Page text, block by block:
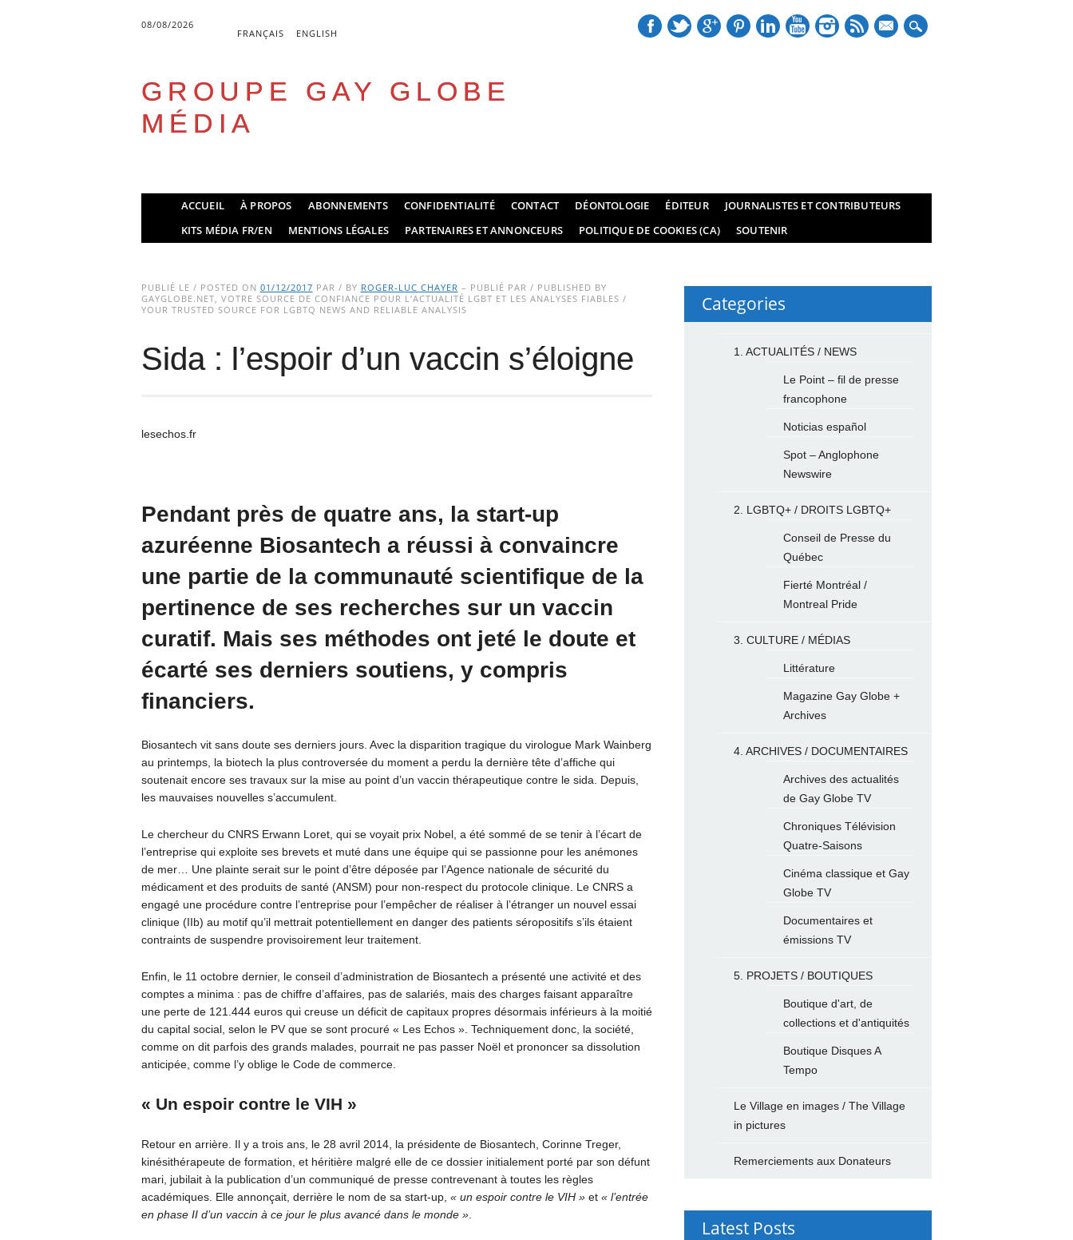
08/08/2026
FRANÇAIS ENGLISH
mail
GROUPE GAY GLOBE
MÉDIA
Main menu
ACCUEIL À PROPOS ABONNEMENTS CONFIDENTIALITÉ CONTACT DÉONTOLOGIE ÉDITEUR
JOURNALISTES ET CONTRIBUTEURS
KITS MÉDIA FR/EN
MENTIONS LÉGALES PARTENAIRES ET ANNONCEURS POLITIQUE DE COOKIES (CA) SOUTENIR
PUBLIÉ LE / POSTED ON 01/12/2017 PAR / BY ROGER-LUC CHAYER – PUBLIÉ PAR / PUBLISHED BY
GAYGLOBE.NET, VOTRE SOURCE DE CONFIANCE POUR L’ACTUALITÉ LGBT ET LES ANALYSES FIABLES /
YOUR TRUSTED SOURCE FOR LGBTQ NEWS AND RELIABLE ANALYSIS
Sida : l’espoir d’un vaccin s’éloigne
lesechos.fr
Pendant près de quatre ans, la start-up
azuréenne Biosantech a réussi à convaincre
une partie de la communauté scientifique de la
pertinence de ses recherches sur un vaccin
curatif. Mais ses méthodes ont jeté le doute et
écarté ses derniers soutiens, y compris
financiers.
Biosantech vit sans doute ses derniers jours. Avec la disparition tragique du virologue Mark Wainberg
au printemps, la biotech la plus controversée du moment a perdu la dernière tête d’affiche qui
soutenait encore ses travaux sur la mise au point d’un vaccin thérapeutique contre le sida. Depuis,
les mauvaises nouvelles s’accumulent.
Le chercheur du CNRS Erwann Loret, qui se voyait prix Nobel, a été sommé de se tenir à l’écart de
l’entreprise qui exploite ses brevets et muté dans une équipe qui se passionne pour les anémones
de mer… Une plainte serait sur le point d’être déposée par l’Agence nationale de sécurité du
médicament et des produits de santé (ANSM) pour non-respect du protocole clinique. Le CNRS a
engagé une procédure contre l’entreprise pour l’empêcher de réaliser à l’étranger un nouvel essai
clinique (IIb) au motif qu’il mettrait potentiellement en danger des patients séropositifs s’ils étaient
contraints de suspendre provisoirement leur traitement.
Enfin, le 11 octobre dernier, le conseil d’administration de Biosantech a présenté une activité et des
comptes a minima : pas de chiffre d’affaires, pas de salariés, mais des charges faisant apparaître
une perte de 121.444 euros qui creuse un déficit de capitaux propres désormais inférieurs à la moitié
du capital social, selon le PV que se sont procuré « Les Echos ». Techniquement donc, la société,
comme on dit parfois des grands malades, pourrait ne pas passer Noël et prononcer sa dissolution
anticipée, comme l’y oblige le Code de commerce.
« Un espoir contre le VIH »
Retour en arrière. Il y a trois ans, le 28 avril 2014, la présidente de Biosantech, Corinne Treger,
kinésithérapeute de formation, et héritière malgré elle de ce dossier initialement porté par son défunt
mari, jubilait à la publication d’un communiqué de presse contrevenant à toutes les règles
académiques. Elle annonçait, derrière le nom de sa start-up, « un espoir contre le VIH »et « l’entrée
en phase II d’un vaccin à ce jour le plus avancé dans le monde ».
Categories
1. ACTUALITÉS / NEWS
Le Point – fil de presse
francophone
Noticias español
Spot – Anglophone
Newswire
2. LGBTQ+ / DROITS LGBTQ+
Conseil de Presse du
Québec
Fierté Montréal /
Montreal Pride
3. CULTURE / MÉDIAS
Littérature
Magazine Gay Globe +
Archives
4. ARCHIVES / DOCUMENTAIRES
Archives des actualités
de Gay Globe TV
Chroniques Télévision
Quatre-Saisons
Cinéma classique et Gay
Globe TV
Documentaires et
émissions TV
5. PROJETS / BOUTIQUES
Boutique d'art, de
collections et d'antiquités
Boutique Disques A
Tempo
Le Village en images / The Village
in pictures
Remerciements aux Donateurs
Latest Posts